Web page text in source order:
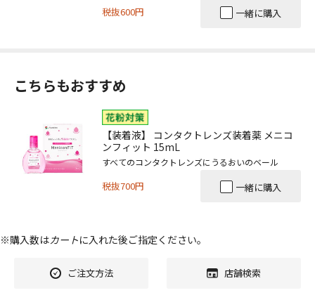
税抜600円 一緒に購入
こちらもおすすめ
【装着液】 コンタクトレンズ装着薬 メニコ
ンフィット 15mL
すべてのコンタクトレンズにうるおいのベール
税抜700円 一緒に購入
※購入数はカートに入れた後ご指定ください。
ご注文方法 店舗検索